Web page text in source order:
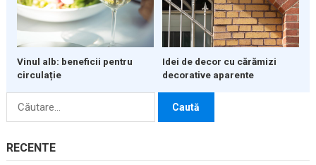
Vinul alb: beneficii pentru
circulație
Idei de decor cu cărămizi
decorative aparente
Caută
RECENTE